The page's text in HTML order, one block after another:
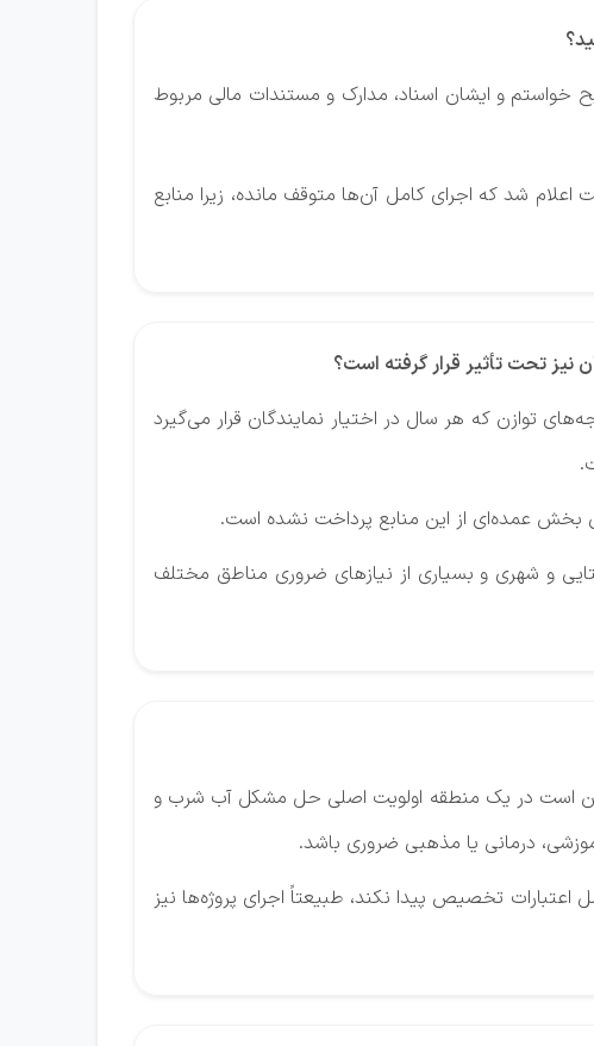
و ایشان اسناد، مدارک و مستندات مالی مربوط
شد که اجرای کامل آن‌ها متوقف مانده، زیرا منابع
نیز تحت تأثیر قرار گرفته است؟
توازن که هر سال در اختیار نمایندگان قرار می‌گیرد
و شهری و بسیاری از نیازهای ضروری مناطق مختلف
ممکن است در یک منطقه اولویت اصلی حل مشکل آب شرب و
درمانی یا مذهبی ضروری باشد.
تخصیص پیدا نکند، طبیعتاً اجرای پروژه‌ها نیز